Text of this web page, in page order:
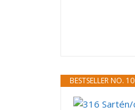
BESTSELLER NO. 10